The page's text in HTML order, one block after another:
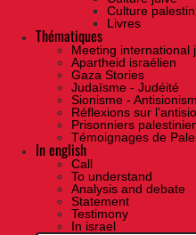
Culture
Livres
Thématiques
Meeting international
Apartheid israélien
Gaza Stories
Judaïsme - Judéité
Sionisme -
Réflexions sur
Prisonniers
Témoignages de
In english
Call
To understand
Analysis and debate
Statement
Testimony
In israel